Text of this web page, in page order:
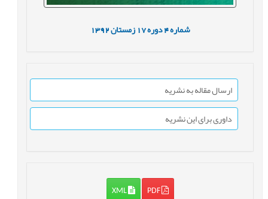
شماره4 دوره17 زمستان1392
ارسال مقاله به نشریه
داوری برای این نشریه
PDF
XML